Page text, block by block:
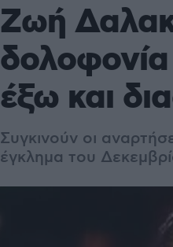
Ζωή
έξω και
Συγκινούν οι
έγκλημα του